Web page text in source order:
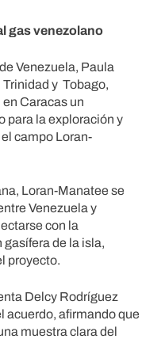
gas venezolano
Venezuela, Paula
Trinidad y Tobago,
Caracas un
para la exploración y
campo Loran-
Loran-Manatee se
Venezuela y
con la
de la isla,
proyecto.
Delcy Rodríguez
acuerdo, afirmando que
muestra clara del